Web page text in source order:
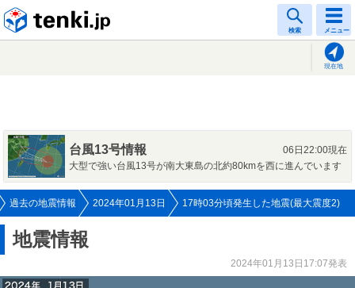
検索 メニュー
現在地
台風13号情報
06日22:00現在
大型で強い台風13号が南大東島の北約80kmを西に進んでいます
過去の地震情報 2024年01月13日 17時03分頃発生した地震(最大震度2)
地震情報
2024年01月13日17:07発表